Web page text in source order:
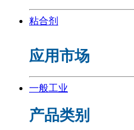
粘合剂
应用市场
一般工业
产品类别